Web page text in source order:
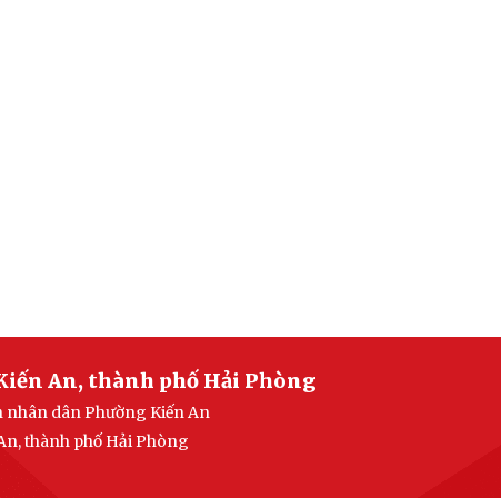
An, thành phố Hải Phòng
nhân dân Phường Kiến An
thành phố Hải Phòng